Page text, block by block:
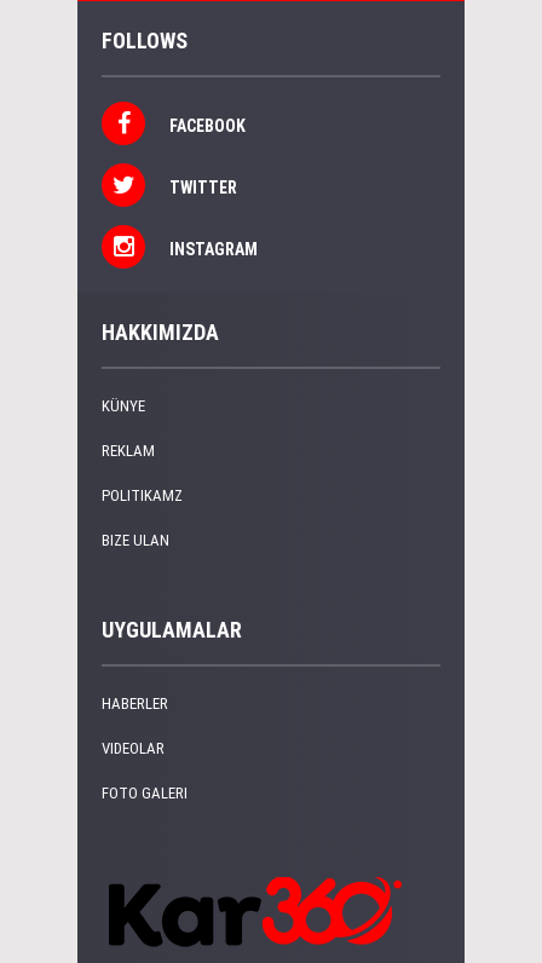
FOLLOWS
FACEBOOK
TWITTER
INSTAGRAM
HAKKIMIZDA
KÜNYE
REKLAM
POLITIKAMZ
BIZE ULAN
UYGULAMALAR
HABERLER
VIDEOLAR
FOTO GALERI